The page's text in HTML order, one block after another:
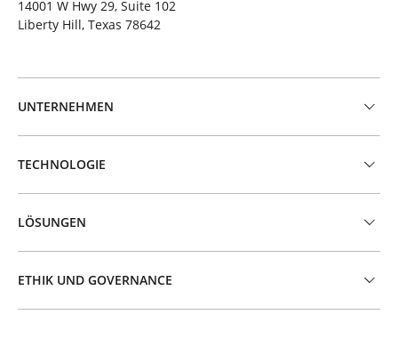
14001 W Hwy 29, Suite 102
Liberty Hill, Texas 78642
UNTERNEHMEN
TECHNOLOGIE
LÖSUNGEN
ETHIK UND GOVERNANCE